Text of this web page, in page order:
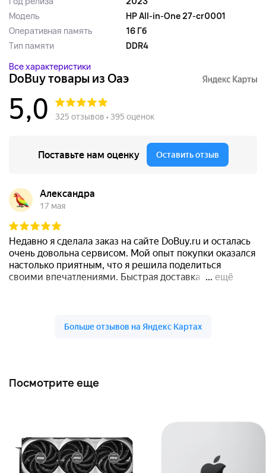
Модель
‎HP All-in-One 27-cr0001
Оперативная память
16 Гб
Тип памяти
DDR4
Все характеристики
Посмотрите еще